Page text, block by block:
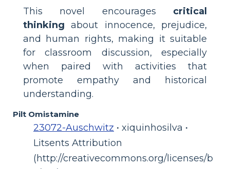
This novel encourages critical
thinking about innocence, prejudice,
and human rights, making it suitable
for classroom discussion, especially
when paired with activities that
promote empathy and historical
understanding.
Pilt Omistamine
23072-Auschwitz • xiquinhosilva •
Litsents Attribution
(http://creativecommons.org/licenses/b